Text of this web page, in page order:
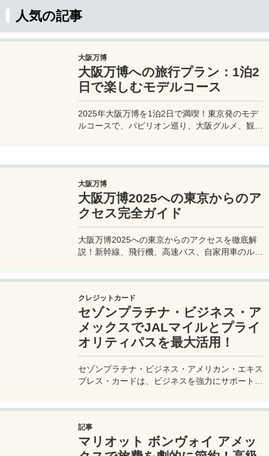
人気の記事
大阪万博
大阪万博への旅行プラン：1泊2
日で楽しむモデルコース
2025年大阪万博を1泊2日で満喫！東京発のモデ
ルコースで、パビリオン巡り、大阪グルメ、観光
大阪万博
大阪万博2025への東京からのア
クセス完全ガイド
大阪万博2025への東京からのアクセスを徹底解
説！新幹線、飛行機、高速バス、自家用車のルー
クレジットカード
セゾンプラチナ・ビジネス・ア
メックスでJALマイルとプライ
オリティパスを最大活用！
セゾンプラチナ・ビジネス・アメリカン・エキス
プレス・カードは、ビジネスを強力にサポートす
最適です。初年度の年会費無料も魅力。ステータ
スと実用性を兼ね備えたビジネスカードで、あな
たのビジネスをワンランクアップさせませんか？
記事
マリオット ボンヴォイ アメッ